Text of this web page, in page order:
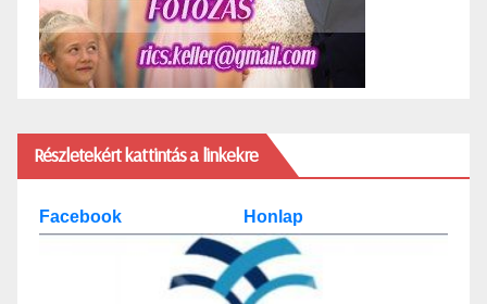
Részletekért kattintás a linkekre
Facebook Honlap